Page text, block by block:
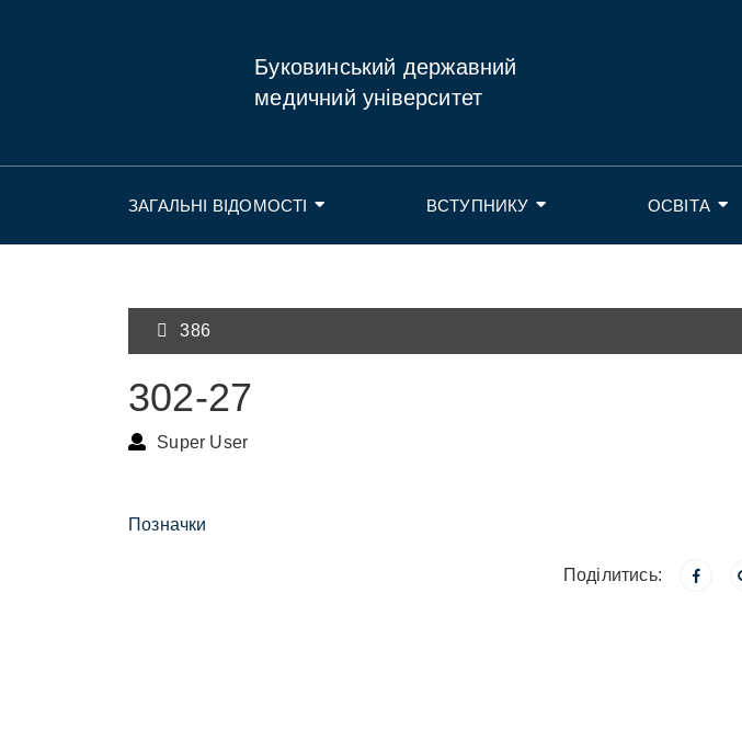
Буковинський державний
медичний університет
ЗАГАЛЬНІ ВІДОМОСТІ ВСТУПНИКУ ОСВІТА
386
302-27
Super User
Позначки
Поділитись: